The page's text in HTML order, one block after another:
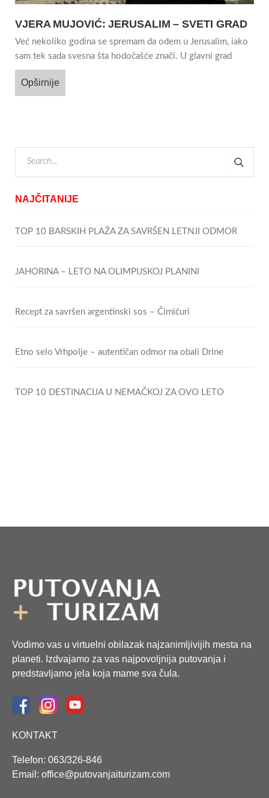
VJERA MUJOVIĆ: JERUSALIM – SVETI GRAD
Već nekoliko godina se spremam da odem u Jerusalim, iako
sam tek sada svesna šta hodočašće znači. U glavni grad
Opširnije
NAJČITANIJE
TOP 10 BARSKIH PLAŽA ZA SAVRŠEN LETNJI ODMOR
JAHORINA – LETO NA OLIMPIJSKOJ PLANINI
Recept za savršen argentinski sos – Čimičuri
Etno selo Vrhpolje – autentičan odmor na obali Drine
TOP 10 DESTINACIJA U NEMAČKOJ ZA OVO LETO
Vodimo vas u virtuelni obilazak najzanimljivijih mesta na
planeti. Izdvajamo za vas najpovoljnija putovanja i
predstavljamo jela koja mame sva čula.
KONTAKT
Telefon: 063/326-846
Email: office@putovanjaiturizam.com